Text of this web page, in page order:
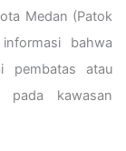
Medan (Patok
bahwa
pembatas atau
pada kawasan